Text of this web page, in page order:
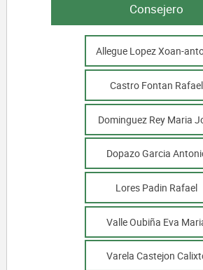
Consejero
Allegue Lopez Xoan-
Castro Fontan Rafael
Dominguez Rey Maria
Dopazo Garcia
Lores Padin Rafael
Valle Oubiña Eva
Varela Castejon